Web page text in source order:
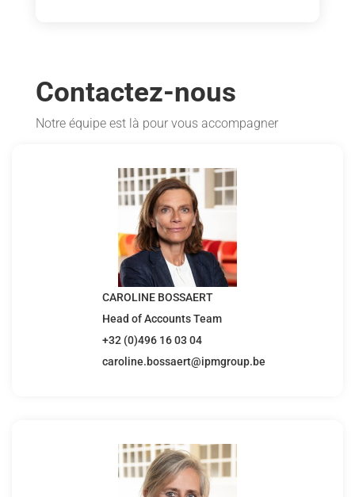
Contactez-nous
Notre équipe est là pour vous accompagner
CAROLINE BOSSAERT
Head of Accounts Team
+32 (0)496 16 03 04
caroline.bossaert@ipmgroup.be